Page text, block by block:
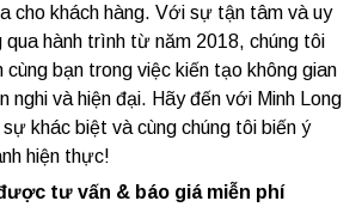
cho khách hàng. Với sự tận tâm và uy
hành trình từ năm 2018, chúng tôi
cùng bạn trong việc kiến tạo không gian
nghi và hiện đại. Hãy đến với Minh Long
khác biệt và cùng chúng tôi biến ý
hiện thực!
tư vấn & báo giá miễn phí